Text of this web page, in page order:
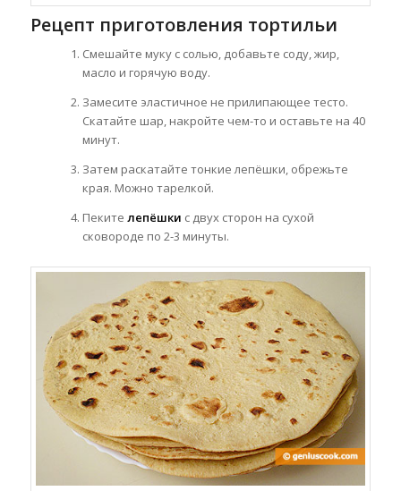
Рецепт приготовления тортильи
Смешайте муку с солью, добавьте соду, жир,
масло и горячую воду.
Замесите эластичное не прилипающее тесто.
Скатайте шар, накройте чем-то и оставьте на 40
минут.
Затем раскатайте тонкие лепёшки, обрежьте
края. Можно тарелкой.
Пеките лепёшки с двух сторон на сухой
сковороде по 2-3 минуты.